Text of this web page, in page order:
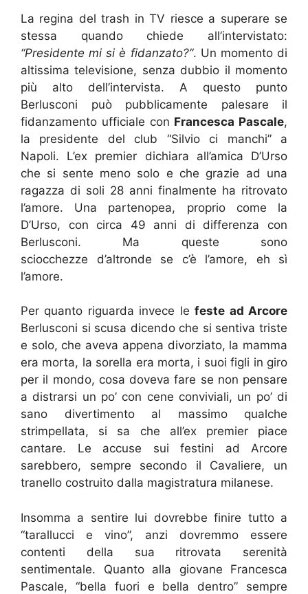
La regina del trash in TV riesce a superare se
stessa quando chiede all’intervistato:
“Presidente mi si è fidanzato?”. Un momento di
altissima televisione, senza dubbio il momento
più alto dell’intervista. A questo punto
Berlusconi può pubblicamente palesare il
fidanzamento ufficiale con Francesca Pascale,
la presidente del club “Silvio ci manchi” a
Napoli. L’ex premier dichiara all’amica D’Urso
che si sente meno solo e che grazie ad una
ragazza di soli 28 anni finalmente ha ritrovato
l’amore. Una partenopea, proprio come la
D’Urso, con circa 49 anni di differenza con
Berlusconi. Ma queste sono
sciocchezze d’altronde se c’è l’amore, eh sì
l’amore.
Per quanto riguarda invece lefeste ad Arcore
Berlusconi si scusa dicendo che si sentiva triste
e solo, che aveva appena divorziato, la mamma
era morta, la sorella era morta, i suoi figli in giro
per il mondo, cosa doveva fare se non pensare
a distrarsi un po’ con cene conviviali, un po’ di
sano divertimento al massimo qualche
strimpellata, si sa che all’ex premier piace
cantare. Le accuse sui festini ad Arcore
sarebbero, sempre secondo il Cavaliere, un
tranello costruito dalla magistratura milanese.
Insomma a sentire lui dovrebbe finire tutto a
“tarallucci e vino”, anzi dovremmo essere
contenti della sua ritrovata serenità
sentimentale. Quanto alla giovane Francesca
Pascale, “bella fuori e bella dentro” sempre